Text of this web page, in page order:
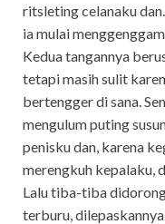
ritsleting celanaku
ia mulai
Kedua tangannya
tetapi masih sulit
bertengger di sana.
mengulum puting
penisku dan, karena
merengkuh kepalaku,
Lalu tiba-tiba
terburu,